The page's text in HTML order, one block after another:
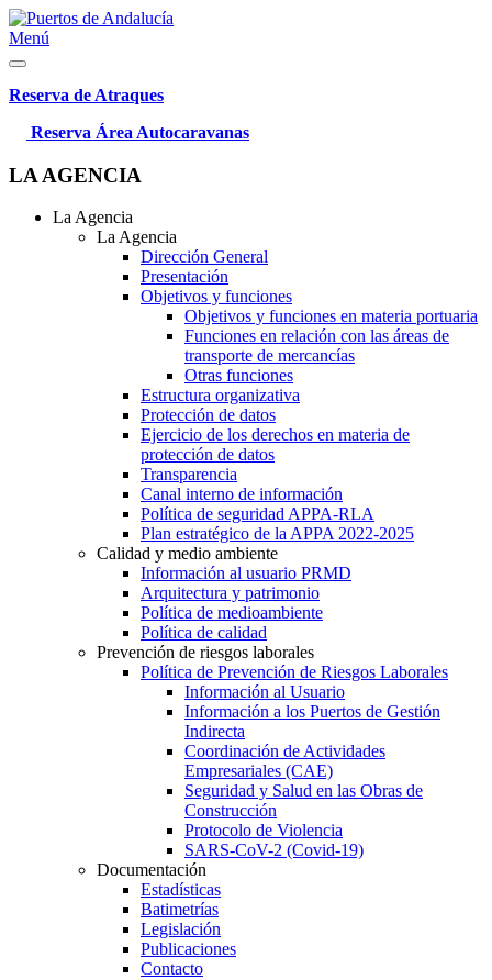
Menú
Reserva de Atraques
Reserva Área Autocaravanas
LA AGENCIA
La Agencia
La Agencia
Dirección General
Presentación
Objetivos y funciones
Objetivos y funciones en materia portuaria
Funciones en relación con las áreas de
transporte de mercancías
Otras funciones
Estructura organizativa
Protección de datos
Ejercicio de los derechos en materia de
protección de datos
Transparencia
Canal interno de información
Política de seguridad APPA-RLA
Plan estratégico de la APPA 2022-2025
Calidad y medio ambiente
Información al usuario PRMD
Arquitectura y patrimonio
Política de medioambiente
Política de calidad
Prevención de riesgos laborales
Política de Prevención de Riesgos Laborales
Información al Usuario
Información a los Puertos de Gestión
Indirecta
Coordinación de Actividades
Empresariales (CAE)
Seguridad y Salud en las Obras de
Construcción
Protocolo de Violencia
SARS-CoV-2 (Covid-19)
Documentación
Estadísticas
Batimetrías
Legislación
Publicaciones
Contacto